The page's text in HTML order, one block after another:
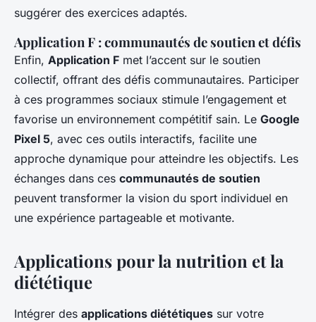
suggérer des exercices adaptés.
Application F : communautés de soutien et défis
Enfin, Application F met l’accent sur le soutien
collectif, offrant des défis communautaires. Participer
à ces programmes sociaux stimule l’engagement et
favorise un environnement compétitif sain. Le Google
Pixel 5, avec ces outils interactifs, facilite une
approche dynamique pour atteindre les objectifs. Les
échanges dans ces communautés de soutien
peuvent transformer la vision du sport individuel en
une expérience partageable et motivante.
Applications pour la nutrition et la
diététique
Intégrer des applications diététiques sur votre